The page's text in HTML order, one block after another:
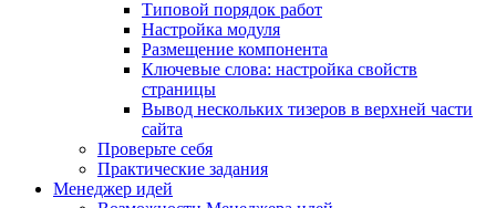
Типовой порядок работ
Настройка модуля
Размещение компонента
Ключевые слова: настройка свойств
страницы
Вывод нескольких тизеров в верхней части
сайта
Проверьте себя
Практические задания
Менеджер идей